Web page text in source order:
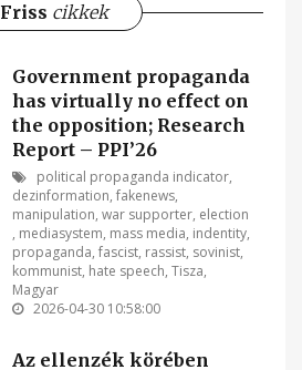
Friss cikkek
Government propaganda
has virtually no effect on
the opposition; Research
Report – PPI’26
political propaganda indicator,
dezinformation,fakenews,
manipulation,war supporter, election
, mediasystem, mass media, indentity,
propaganda,fascist, rassist, sovinist,
kommunist, hate speech,Tisza,
Magyar
2026-04-30 10:58:00
Az ellenzék körében